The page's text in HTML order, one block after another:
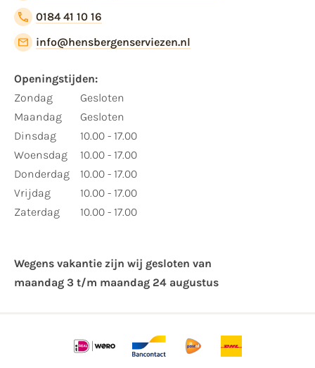
0184 41 10 16
info@hensbergenserviezen.nl
Openingstijden:
Zondag
Maandag
Dinsdag
Woensdag
Donderdag
Vrijdag
Zaterdag
Gesloten
Gesloten
10.00 - 17.00
10.00 - 17.00
10.00 - 17.00
10.00 - 17.00
10.00 - 17.00
Wegens vakantie zijn wij gesloten van ​
maandag 3 t/m maandag 24 augustus